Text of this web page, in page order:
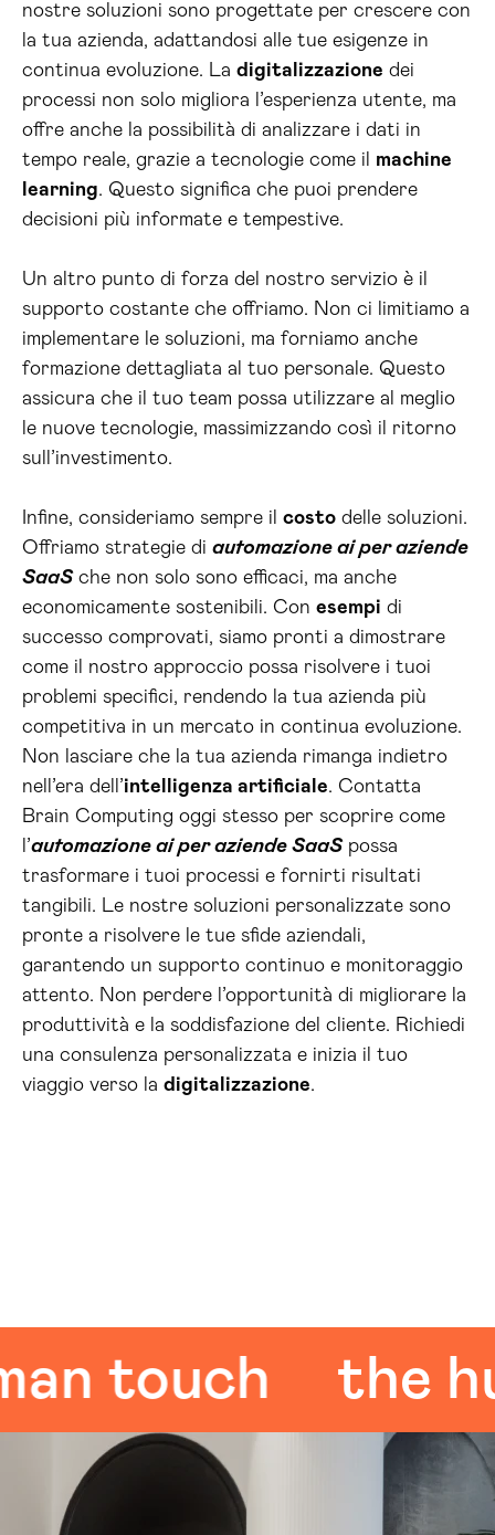
nostre soluzioni sono progettate per crescere con
la tua azienda, adattandosi alle tue esigenze in
continua evoluzione. La digitalizzazione dei
processi non solo migliora l’esperienza utente, ma
offre anche la possibilità di analizzare i dati in
tempo reale, grazie a tecnologie come il machine
learning. Questo significa che puoi prendere
decisioni più informate e tempestive.
Un altro punto di forza del nostro servizio è il
supporto costante che offriamo. Non ci limitiamo a
implementare le soluzioni, ma forniamo anche
formazione dettagliata al tuo personale. Questo
assicura che il tuo team possa utilizzare al meglio
le nuove tecnologie, massimizzando così il ritorno
sull’investimento.
Infine, consideriamo sempre il costo delle soluzioni.
Offriamo strategie di automazione ai per aziende
SaaSche non solo sono efficaci, ma anche
economicamente sostenibili. Con esempi di
successo comprovati, siamo pronti a dimostrare
come il nostro approccio possa risolvere i tuoi
problemi specifici, rendendo la tua azienda più
competitiva in un mercato in continua evoluzione.
Non lasciare che la tua azienda rimanga indietro
nell’era dell’intelligenza artificiale. Contatta
Brain Computing oggi stesso per scoprire come
l’automazione ai per aziende SaaSpossa
trasformare i tuoi processi e fornirti risultati
tangibili. Le nostre soluzioni personalizzate sono
pronte a risolvere le tue sfide aziendali,
garantendo un supporto continuo e monitoraggio
attento. Non perdere l’opportunità di migliorare la
produttività e la soddisfazione del cliente. Richiedi
una consulenza personalizzata e inizia il tuo
viaggio verso la digitalizzazione.
the